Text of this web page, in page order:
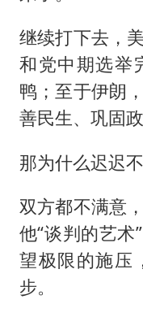
继续打下去，
和党中期选举
鸭；至于伊朗
善民生、巩固
那为什么迟迟
双方都不满意
他“谈判的艺术
望极限的施压
步。